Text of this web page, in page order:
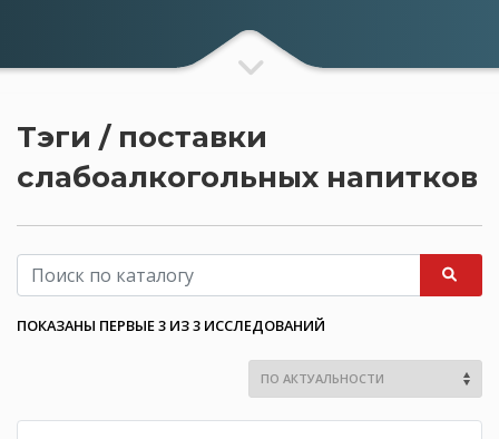
Тэги / поставки
слабоалкогольных напитков
ПОКАЗАНЫ ПЕРВЫЕ 3 ИЗ 3 ИССЛЕДОВАНИЙ